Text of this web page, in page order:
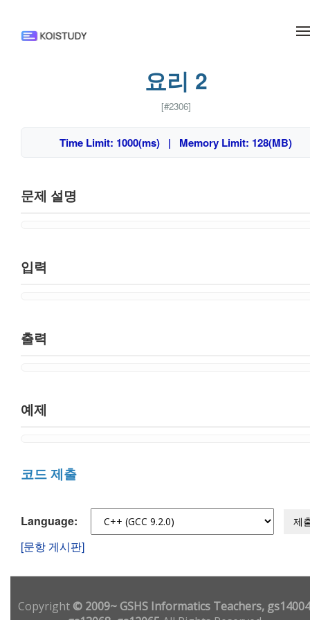
요리 2
[#2306]
Time Limit: 1000(ms) | Memory Limit: 128(MB)
문제 설명
입력
출력
예제
코드 제출
Language: 제
[문항 게시판]
Copyright© 2009~ GSHS Informatics Teachers,